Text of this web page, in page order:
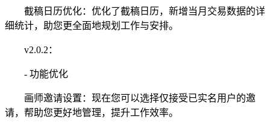
截稿日历优化：优化了截稿日历，新增当月交易数据的详
细统计，助您更全面地规划工作与安排。
v2.0.2：
- 功能优化
画师邀请设置：现在您可以选择仅接受已实名用户的邀
请，帮助您更好地管理，提升工作效率。